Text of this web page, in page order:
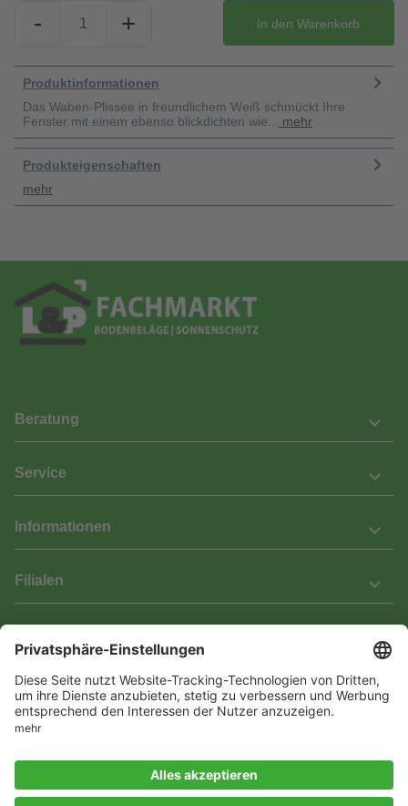
- + In den Warenkorb
Produktinformationen
Das Waben-Plissee in freundlichem Weiß schmückt Ihre
Fenster mit einem ebenso blickdichten wie...
mehr
Produkteigenschaften
mehr
Beratung
Service
Informationen
Filialen
Barrierefreiheit
Wir bemühen uns, unsere Website barrierefrei zu gestalten.
Einige Inhalte und Funktionen sind derzeit jedoch noch nicht
vollständig zugänglich. Wenn Sie auf Barrieren stoßen oder Hilfe
benötigen, kontaktieren Sie uns bitte unter service[at]knutzen.de.
Vertrag widerrufen
© 2026 Das Laminat & Parketthaus GmbH